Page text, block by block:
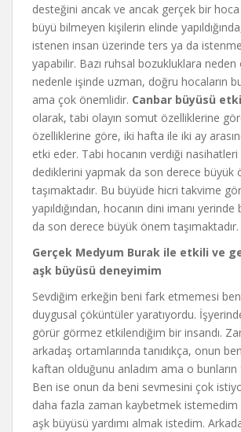
desteğini ancak ve ancak gerçek bir
büyü bilmeyen kişilerin elinde
istenen insan üzerinde ters ya da
yapabilir. Bazı ruhsal bozukluklara neden
nedenle işinde uzman, doğru hocaların
ama çok önemlidir. Canbar büyüsü
olarak, tabi olayın somut özelliklerine
özelliklerine göre, iki hafta ile iki ay
etki eder. Tabi hocanın verdiği nasihatleri
dediklerini yapmak da son derece büyük
taşımaktadır. Bu büyüde hicri takvime
yapıldığından, hocanın dini imanı
da son derece büyük önem taşımaktadır.
Gerçek Medyum Burak ile etkili ve
aşk büyüsü deneyimim
Sevdiğim erkeğin beni fark etmemesi
duygusal çöküntüler yaratıyordu.
görür görmez etkilendiğim bir insandı.
arkadaş ortamlarında tanıdıkça, onun
kaftan olduğunu anladım ama o bunların
Ben ise onun da beni sevmesini çok
daha fazla zaman kaybetmek istemedim
aşk büyüsü yardımı almak istedim.